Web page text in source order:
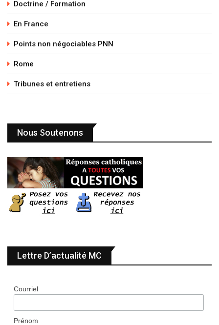
Doctrine / Formation
En France
Points non négociables PNN
Rome
Tribunes et entretiens
Nous Soutenons
Lettre D’actualité MC
Courriel
Prénom